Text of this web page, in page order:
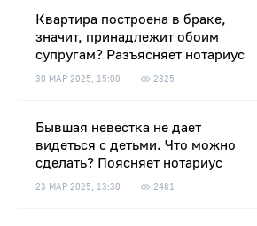
Квартира построена в браке,
значит, принадлежит обоим
супругам? Разъясняет нотариус
30 МАР 2025, 15:00 2325
Бывшая невестка не дает
видеться с детьми. Что можно
сделать? Поясняет нотариус
23 МАР 2025, 13:30 2481